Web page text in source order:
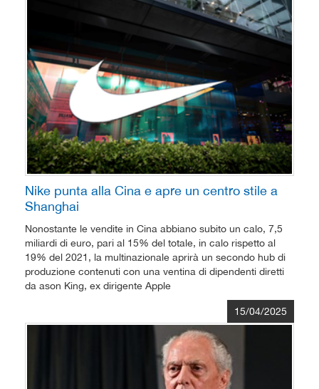
Nike punta alla Cina e apre un centro stile a
Shanghai
Nonostante le vendite in Cina abbiano subito un calo, 7,5
miliardi di euro, pari al 15% del totale, in calo rispetto al
19% del 2021, la multinazionale aprirà un secondo hub di
produzione contenuti con una ventina di dipendenti diretti
da ason King, ex dirigente Apple
15/04/2025